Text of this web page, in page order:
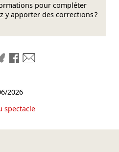
pour compléter
y apporter des corrections ?
liensur LinkedIn
sur Mastodon
Partager sur Bluesky
Partager sur Facebook
2026
spectacle